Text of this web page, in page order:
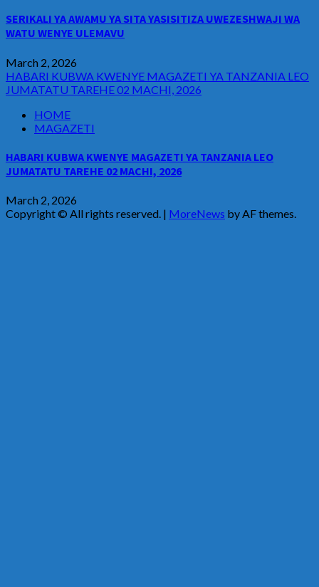
SERIKALI YA AWAMU YA SITA YASISITIZA UWEZESHWAJI WA
WATU WENYE ULEMAVU
March 2, 2026
HABARI KUBWA KWENYE MAGAZETI YA TANZANIA LEO
JUMATATU TAREHE 02 MACHI, 2026
HOME
MAGAZETI
HABARI KUBWA KWENYE MAGAZETI YA TANZANIA LEO
JUMATATU TAREHE 02 MACHI, 2026
March 2, 2026
Copyright © All rights reserved. | MoreNews by AF themes.